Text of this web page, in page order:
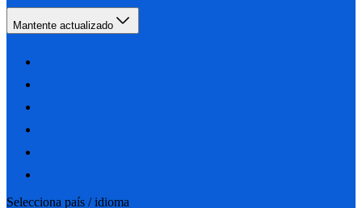
Mantente actualizado
Selecciona país / idioma